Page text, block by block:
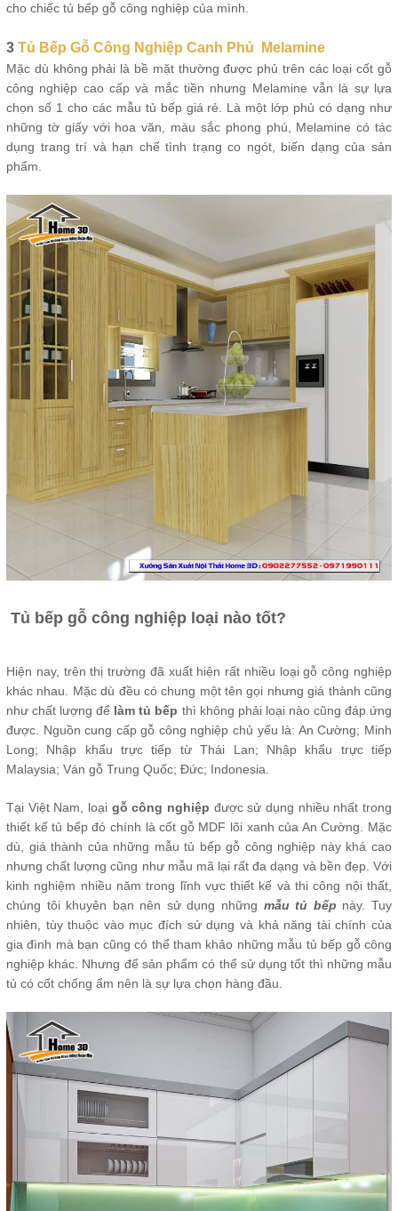
cho chiếc tủ bếp gỗ công nghiệp của mình.
3 Tủ Bếp Gỗ Công Nghiệp Canh Phủ Melamine
Mặc dù không phải là bề mặt thường được phủ trên các loại cốt gỗ
công nghiệp cao cấp và mắc tiền nhưng Melamine vẫn là sự lựa
chọn số 1 cho các mẫu tủ bếp giá rẻ. Là một lớp phủ có dạng như
những tờ giấy với hoa văn, màu sắc phong phú, Melamine có tác
dụng trang trí và hạn chế tình trạng co ngót, biến dạng của sản
phẩm.
Tủ bếp gỗ công nghiệp loại nào tốt?
Hiện nay, trên thị trường đã xuất hiện rất nhiều loại gỗ công nghiệp
khác nhau. Mặc dù đều có chung một tên gọi nhưng giá thành cũng
như chất lượng để làm tủ bếp thì không phải loại nào cũng đáp ứng
được. Nguồn cung cấp gỗ công nghiệp chủ yếu là: An Cường; Minh
Long; Nhập khẩu trực tiếp từ Thái Lan; Nhập khẩu trực tiếp
Malaysia; Ván gỗ Trung Quốc; Đức; Indonesia.
Tại Việt Nam, loại gỗ công nghiệp được sử dụng nhiều nhất trong
thiết kế tủ bếp đó chính là cốt gỗ MDF lõi xanh của An Cường. Mặc
dù, giá thành của những mẫu tủ bếp gỗ công nghiệp này khá cao
nhưng chất lượng cũng như mẫu mã lại rất đa dạng và bền đẹp. Với
kinh nghiệm nhiều năm trong lĩnh vực thiết kế và thi công nội thất,
chúng tôi khuyên bạn nên sử dụng những mẫu tủ bếp này. Tuy
nhiên, tùy thuộc vào mục đích sử dụng và khả năng tài chính của
gia đình mà bạn cũng có thể tham khảo những mẫu tủ bếp gỗ công
nghiệp khác. Nhưng để sản phẩm có thể sử dụng tốt thì những mẫu
tủ có cốt chống ẩm nên là sự lựa chọn hàng đầu.